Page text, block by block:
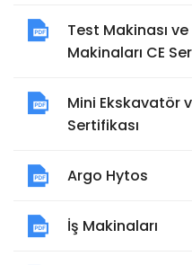
Test Makinası
Makinaları CE
Mini Ekskavatör
Sertifikası
Argo Hytos
İş Makinaları